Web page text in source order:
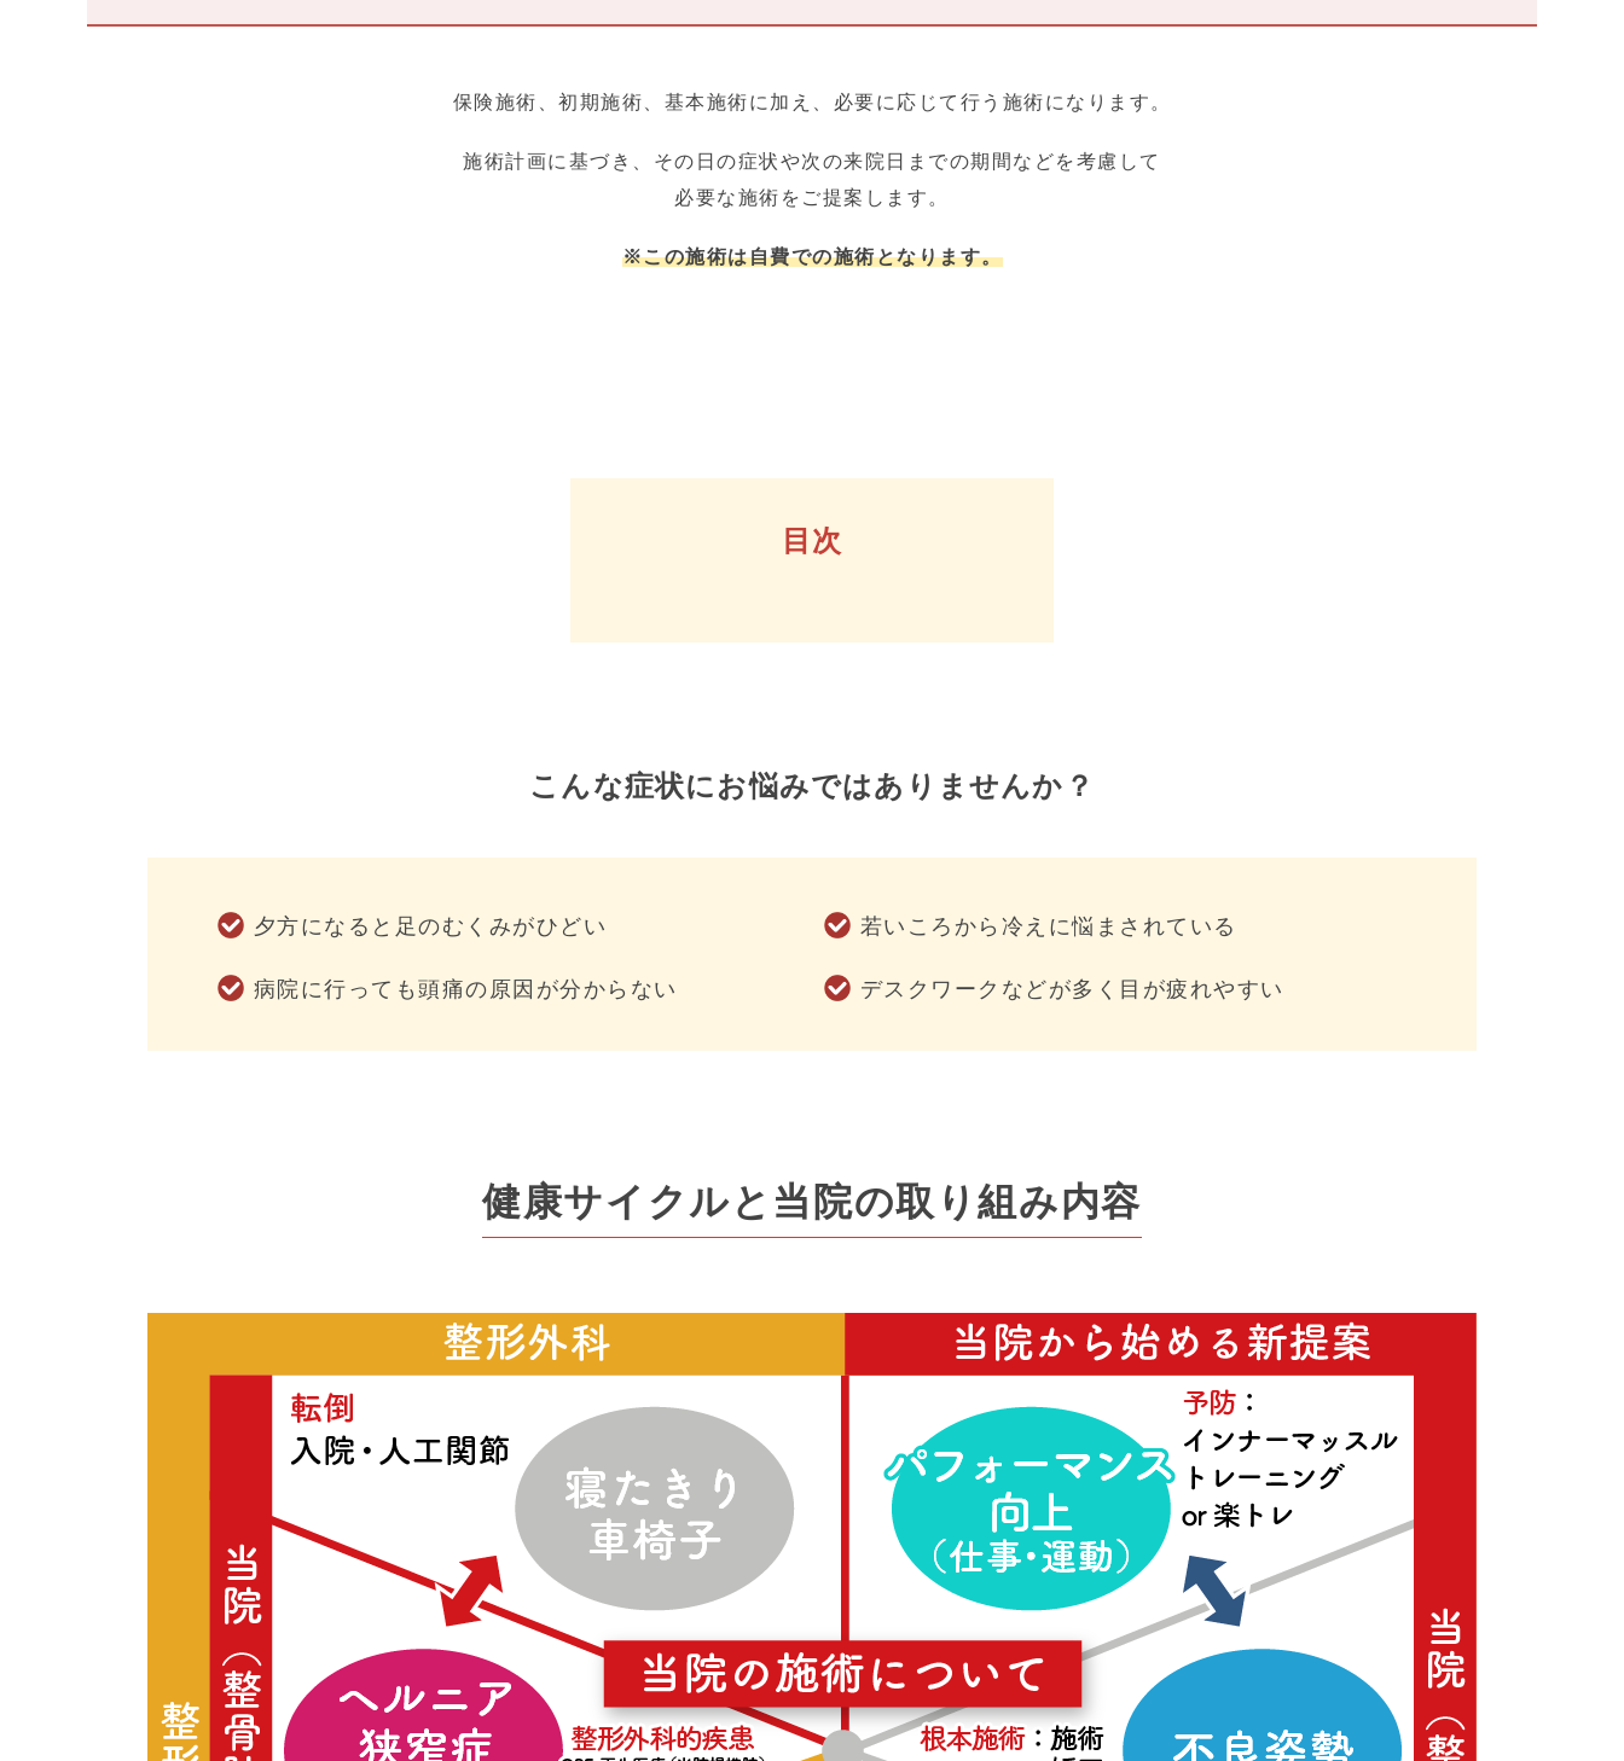
保険施術、初期施術、基本施術に加え、必要に応じて行う施術になります。
施術計画に基づき、その日の症状や次の来院日までの期間などを考慮して
必要な施術をご提案します。
※この施術は自費での施術となります。
目次
こんな症状にお悩みではありませんか？
夕方になると足のむくみがひどい 若いころから冷えに悩まされている
病院に行っても頭痛の原因が分からない デスクワークなどが多く目が疲れやすい
健康サイクルと当院の取り組み内容